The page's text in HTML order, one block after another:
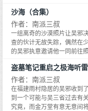
一批地质勘探队队员的一次
沙海（合集）
作者：南派三叔
一组离奇的沙漠照片让吴邪
查的伙计无故失踪，偶然在
的吴邪执意邀请他一同前往
移动的海子带到了一片白茫
个现代工程，竟然是按照
城里出现了很多红旗车，将
沙漠，之后的30年里，这些
计图纸和巴丹吉林中某一处
盗墓笔记重启之极海听雷
作者：南派三叔
在福建雨村隐居的吴邪收到
到一个可能与吴三省过去有
究竟，而金万堂有意无意间